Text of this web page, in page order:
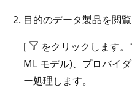
目的のデータ製品を閲
[
をクリックします
ML モデル)、プロバイ
ー処理します。